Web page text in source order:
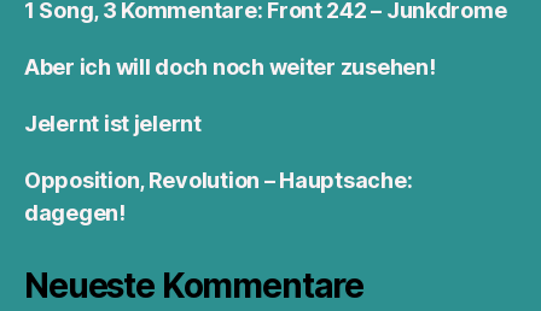
1 Song, 3 Kommentare: Front 242 – Junkdrome
Aber ich will doch noch weiter zusehen!
Jelernt ist jelernt
Opposition, Revolution – Hauptsache:
dagegen!
Neueste Kommentare